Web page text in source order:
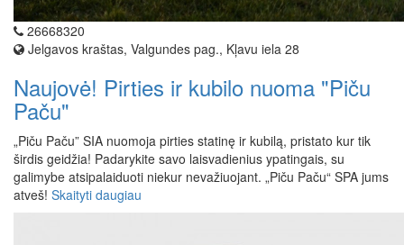
26668320
Jelgavos kraštas, Valgundes pag., Kļavu iela 28
Naujovė! Pirties ir kubilo nuoma "Piču
Paču"
„Piču Paču” SIA nuomoja pirties statinę ir kubilą, pristato kur tik
širdis geidžia! Padarykite savo laisvadienius ypatingais, su
galimybe atsipalaiduoti niekur nevažiuojant. „Piču Paču“ SPA jums
atveš! Skaityti daugiau